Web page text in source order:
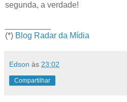
segunda, a verdade!
(*) Blog Radar da Mídia
Edson às 23:02
Compartilhar